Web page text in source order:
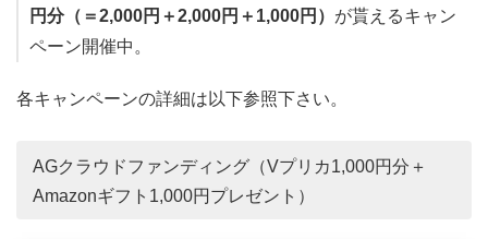
円分（＝2,000円＋2,000円＋1,000円） が貰えるキャン
ペーン開催中。
各キャンペーンの詳細は以下参照下さい。
AGクラウドファンディング（Vプリカ1,000円分＋
Amazonギフト1,000円プレゼント）